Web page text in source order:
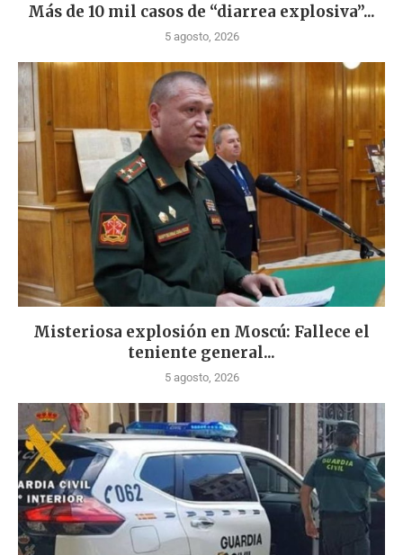
Más de 10 mil casos de “diarrea explosiva”...
5 agosto, 2026
Misteriosa explosión en Moscú: Fallece el
teniente general...
5 agosto, 2026